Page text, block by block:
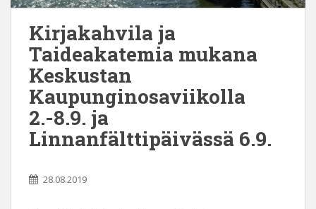
Kirjakahvila ja
Taideakatemia mukana
Keskustan
Kaupunginosaviikolla
2.-8.9. ja
Linnanfälttipäivässä 6.9.
28.08.2019